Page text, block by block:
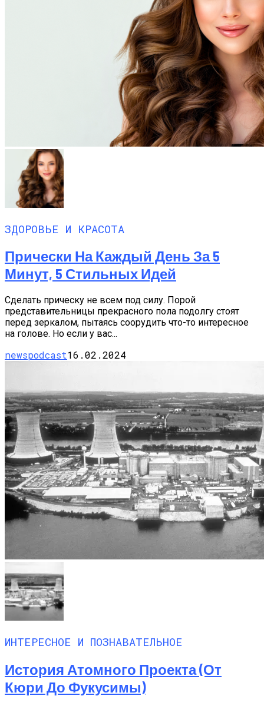
ЗДОРОВЬЕ И КРАСОТА
Прически На Каждый День За 5
Минут, 5 Стильных Идей
Сделать прическу не всем под силу. Порой
представительницы прекрасного пола подолгу стоят
перед зеркалом, пытаясь соорудить что-то интересное
на голове. Но если у вас...
newspodcast16.02.2024
ИНТЕРЕСНОЕ И ПОЗНАВАТЕЛЬНОЕ
История Атомного Проекта (от
Кюри До Фукусимы)